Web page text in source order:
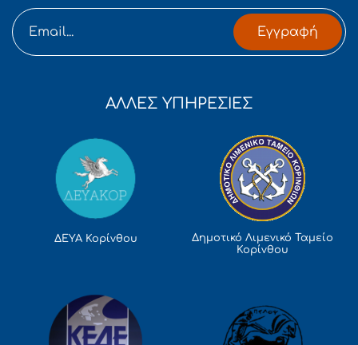
Εγγραφή
ΑΛΛΕΣ ΥΠΗΡΕΣΙΕΣ
ΔΕΥΑ Κορίνθου
Δημοτικό Λιμενικό Ταμείο
Κορίνθου